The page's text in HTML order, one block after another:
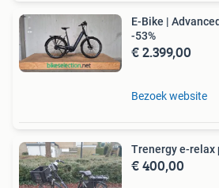
E-Bike |
-53%
€ 2.399,00
Bezoek website
Trenergy e-relax
€ 400,00